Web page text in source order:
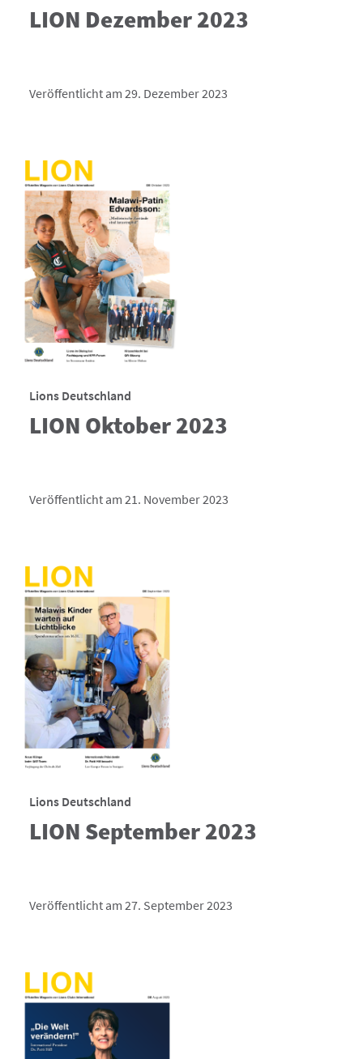
LION Dezember 2023
Veröffentlicht am 29. Dezember 2023
Lions Deutschland
LION Oktober 2023
Veröffentlicht am 21. November 2023
Lions Deutschland
LION September 2023
Veröffentlicht am 27. September 2023